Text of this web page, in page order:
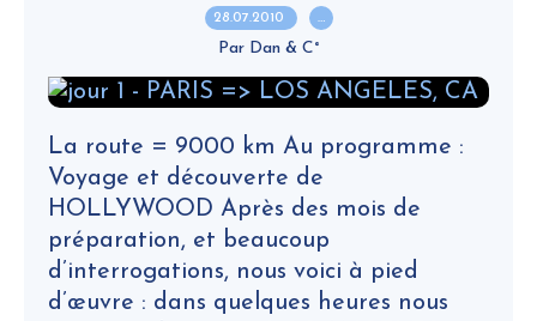
28.07.2010 …
Par Dan & C°
La route = 9000 km Au programme :
Voyage et découverte de
HOLLYWOOD Après des mois de
préparation, et beaucoup
d’interrogations, nous voici à pied
d’œuvre : dans quelques heures nous